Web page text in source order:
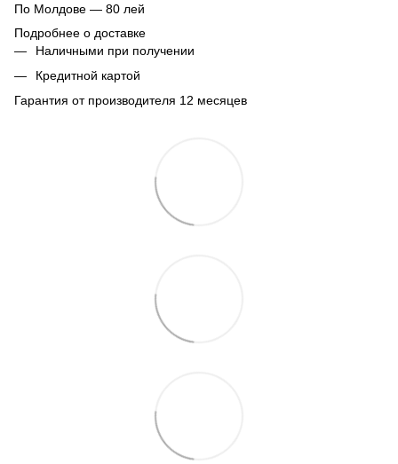
По Молдове — 80 лей
Подробнее о доставке
Наличными при получении
Кредитной картой
Гарантия от производителя 12 месяцев